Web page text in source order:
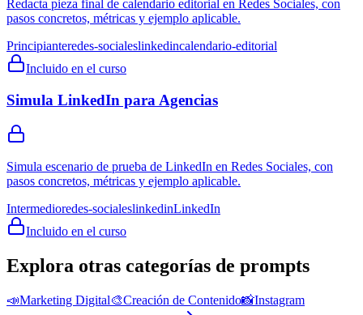
Redacta pieza final de calendario editorial en Redes Sociales, con
pasos concretos, métricas y ejemplo aplicable.
Principianteredes-socialeslinkedincalendario-editorial
Incluido en el curso
Simula LinkedIn para Agencias
Simula escenario de prueba de LinkedIn en Redes Sociales, con
pasos concretos, métricas y ejemplo aplicable.
Intermedioredes-socialeslinkedinLinkedIn
Incluido en el curso
Explora otras categorías de prompts
📣Marketing Digital🎨Creación de Contenido📸Instagram